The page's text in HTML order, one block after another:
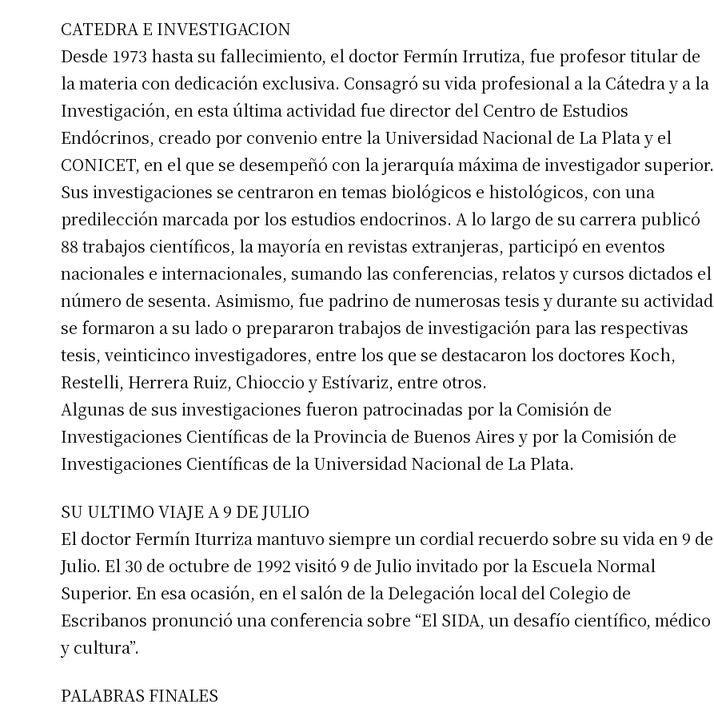
Número de teléfono
CATEDRA E INVESTIGACION
Desde 1973 hasta su fallecimiento, el doctor Fermín Irrutiza, fue profesor titular de
la materia con dedicación exclusiva. Consagró su vida profesional a la Cátedra y a la
Investigación, en esta última actividad fue director del Centro de Estudios
Endócrinos, creado por convenio entre la Universidad Nacional de La Plata y el
CONICET, en el que se desempeñó con la jerarquía máxima de investigador superior.
Sus investigaciones se centraron en temas biológicos e histológicos, con una
predilección marcada por los estudios endocrinos. A lo largo de su carrera publicó
88 trabajos científicos, la mayoría en revistas extranjeras, participó en eventos
nacionales e internacionales, sumando las conferencias, relatos y cursos dictados el
número de sesenta. Asimismo, fue padrino de numerosas tesis y durante su actividad
se formaron a su lado o prepararon trabajos de investigación para las respectivas
tesis, veinticinco investigadores, entre los que se destacaron los doctores Koch,
Restelli, Herrera Ruiz, Chioccio y Estívariz, entre otros.
Algunas de sus investigaciones fueron patrocinadas por la Comisión de
Investigaciones Científicas de la Provincia de Buenos Aires y por la Comisión de
Investigaciones Científicas de la Universidad Nacional de La Plata.
SU ULTIMO VIAJE A 9 DE JULIO
El doctor Fermín Iturriza mantuvo siempre un cordial recuerdo sobre su vida en 9 de
Julio. El 30 de octubre de 1992 visitó 9 de Julio invitado por la Escuela Normal
Superior. En esa ocasión, en el salón de la Delegación local del Colegio de
Escribanos pronunció una conferencia sobre “El SIDA, un desafío científico, médico
y cultura”.
PALABRAS FINALES